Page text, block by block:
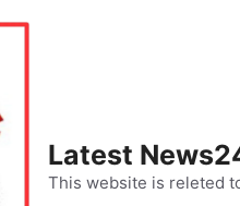
Latest
This website is releted